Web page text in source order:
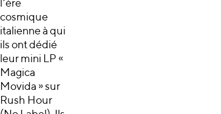
l’ère
cosmique
italienne à qui
ils ont dédié
leur mini LP «
Magica
Movida » sur
Rush Hour